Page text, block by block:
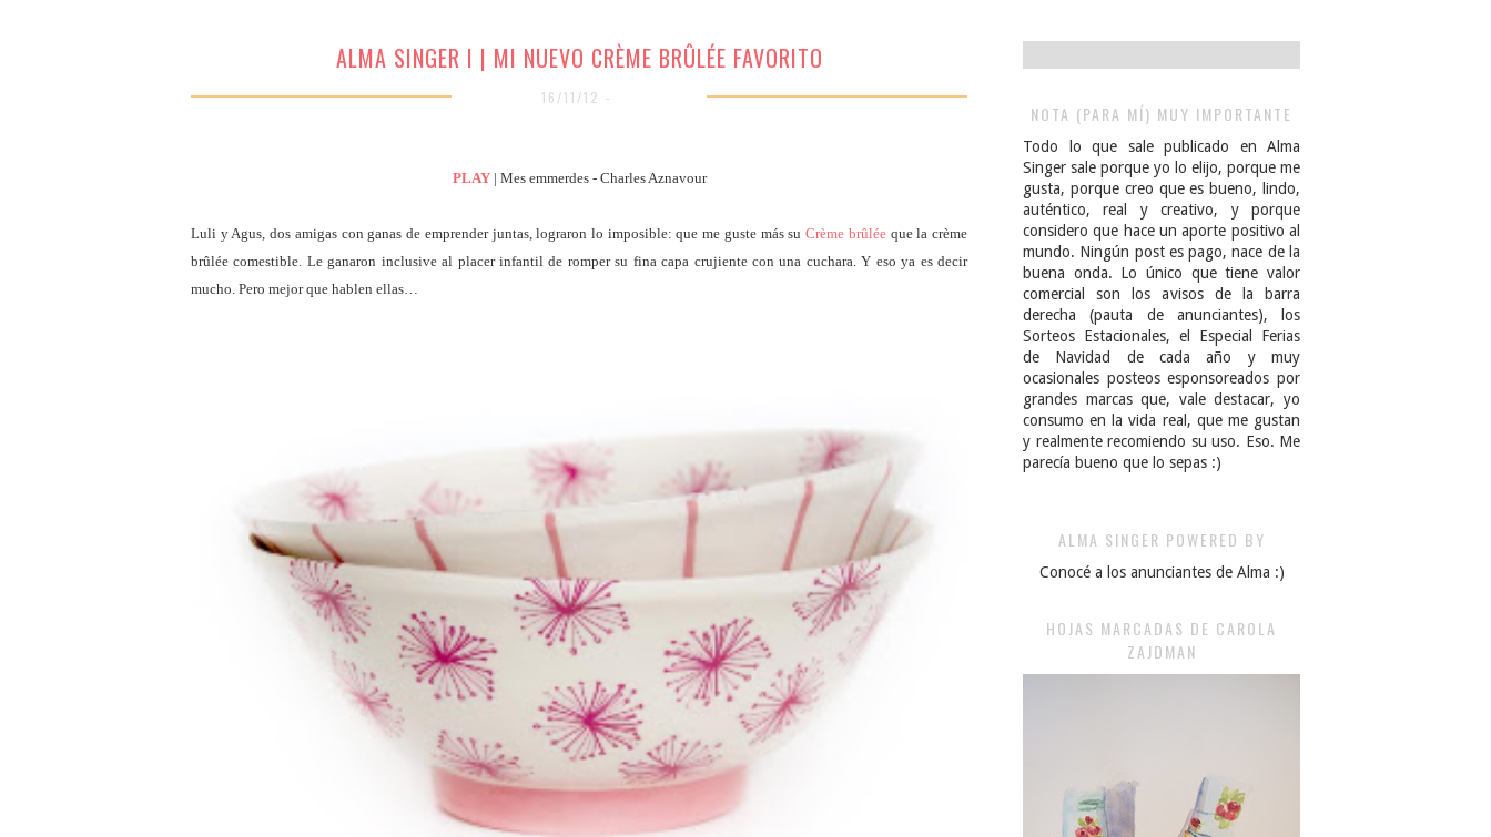
ALMA SINGER I | MI NUEVO CRÈME BRÛLÉE FAVORITO
16/11/12 -
PLAY| Mes emmerdes - Charles Aznavour
Luli y Agus, dos amigas con ganas de emprender juntas, lograron lo imposible: que me guste más suCrème brûléeque la crème
brûlée comestible. Le ganaron inclusive al placer infantil de romper su fina capa crujiente con una cuchara. Y eso ya es decir
mucho. Pero mejor que hablen ellas…
NOTA (PARA MÍ) MUY IMPORTANTE
Todo lo que sale publicado en Alma
Singer sale porque yo lo elijo, porque me
gusta, porque creo que es bueno, lindo,
auténtico, real y creativo, y porque
considero que hace un aporte positivo al
mundo. Ningún post es pago, nace de la
buena onda. Lo único que tiene valor
comercial son los avisos de la barra
derecha (pauta de anunciantes), los
Sorteos Estacionales, el Especial Ferias
de Navidad de cada año y muy
ocasionales posteos esponsoreados por
grandes marcas que, vale destacar, yo
consumo en la vida real, que me gustan
y realmente recomiendo su uso. Eso. Me
parecía bueno que lo sepas :)
ALMA SINGER POWERED BY
Conocé a los anunciantes de Alma :)
HOJAS MARCADAS DE CAROLA
ZAJDMAN